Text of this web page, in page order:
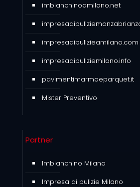
imbianchinoamilano.net
impresadipulizieamilano.com
impresadipuliziemilano.info
pavimentimarmoeparquet.it
Mister Preventivo
Partner
Imbianchino Milano
Impresa di pulizie Milano